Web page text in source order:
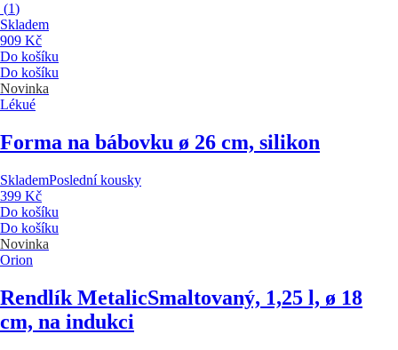
(1)
Skladem
909 Kč
Do košíku
Do košíku
Novinka
Lékué
Forma na bábovku ø 26 cm, silikon
SklademPoslední kousky
399 Kč
Do košíku
Do košíku
Novinka
Orion
Rendlík MetalicSmaltovaný, 1,25 l, ø 18
cm, na indukci